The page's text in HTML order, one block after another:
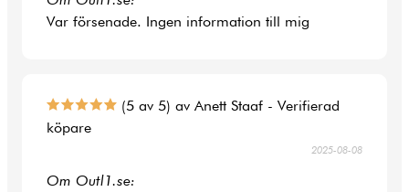
Var försenade. Ingen information till mig
(5 av 5) av Anett Staaf - Verifierad
köpare
2025-08-08
Om Outl1.se: